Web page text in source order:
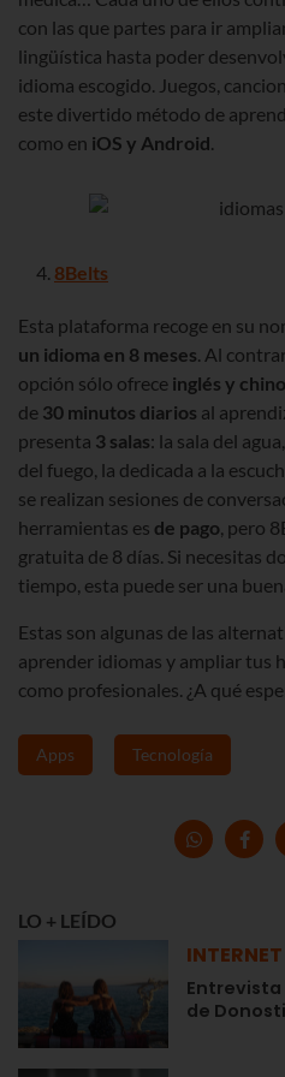
con las que partes para ir
lingüística hasta poder
idioma escogido. Juegos,
este divertido método de
como en iOS y Android.
8Belts
Esta plataforma recoge en su
un idioma en 8 meses. Al
opción sólo ofrece inglés y chino
de 30 minutos diarios al
presenta 3 salas: la sala del
del fuego, la dedicada a la
se realizan sesiones de
herramientas es de pago, pero
gratuita de 8 días. Si necesitas
tiempo, esta puede ser una
Estas son algunas de las
aprender idiomas y ampliar tus
como profesionales. ¿A qué
Apps Tecnología
LO + LEÍDO
INTERNET
Entrevista
de